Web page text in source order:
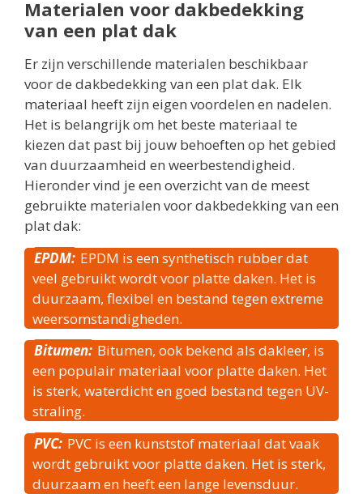
Materialen voor dakbedekking
van een plat dak
Er zijn verschillende materialen beschikbaar
voor de dakbedekking van een plat dak. Elk
materiaal heeft zijn eigen voordelen en nadelen.
Het is belangrijk om het beste materiaal te
kiezen dat past bij jouw behoeften op het gebied
van duurzaamheid en weerbestendigheid.
Hieronder vind je een overzicht van de meest
gebruikte materialen voor dakbedekking van een
plat dak:
EPDM: EPDM is een synthetisch rubber dat
veel gebruikt wordt voor platte daken. Het is
duurzaam, flexibel en bestand tegen extreme
weersomstandigheden.
Bitumen: Bitumen, ook bekend als dakleer, is
een populair materiaal voor platte daken. Het
is sterk, waterdicht en goed bestand tegen UV-
straling.
PVC: PVC is een kunststof materiaal dat vaak
wordt gebruikt voor platte daken. Het is sterk,
duurzaam en heeft een lange levensduur.